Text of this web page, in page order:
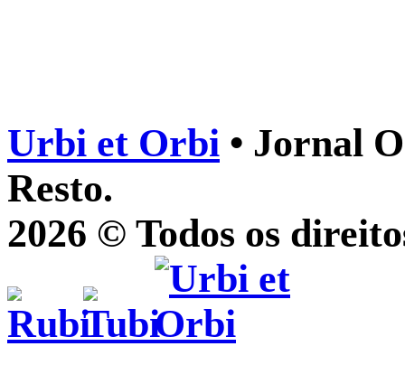
Urbi et Orbi • Jornal
Resto.
2026 © Todos os